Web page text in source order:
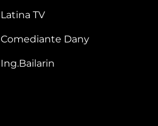
Latina TV
Comediante Dany
Ing.Bailarin